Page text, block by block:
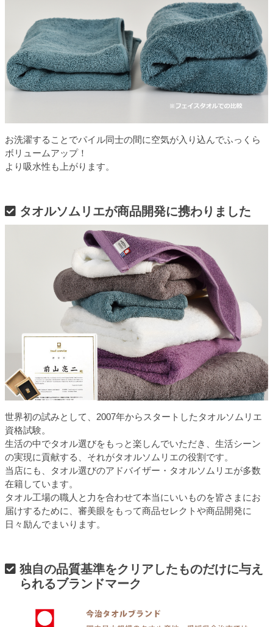
お洗濯することでパイル同士の間に空気が入り込んでふっくら
ボリュームアップ！
より吸水性も上がります。
タオルソムリエが商品開発に携わりました
世界初の試みとして、2007年からスタートしたタオルソムリエ
資格試験。
生活の中でタオル選びをもっと楽しんでいただき、生活シーン
の実現に貢献する、それがタオルソムリエの役割です。
当店にも、タオル選びのアドバイザー・タオルソムリエが多数
在籍しています。
タオル工場の職人と力を合わせて本当にいいものを皆さまにお
届けするために、審美眼をもって商品セレクトや商品開発に
日々励んでまいります。
独自の品質基準をクリアしたものだけに与え
られるブランドマーク